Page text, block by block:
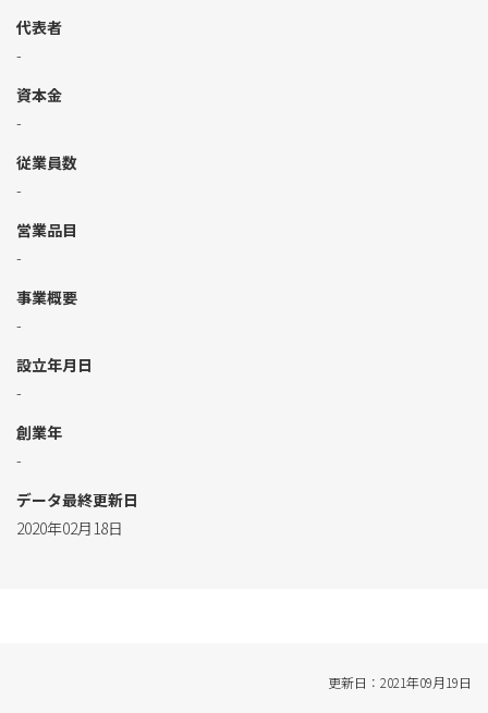
代表者
-
資本金
-
従業員数
-
営業品目
-
事業概要
-
設立年月日
-
創業年
-
データ最終更新日
2020年02月18日
更新日：2021年09月19日